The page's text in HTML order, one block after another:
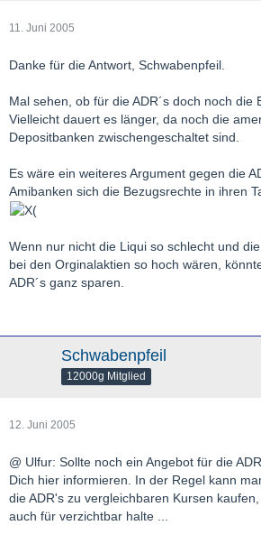
11. Juni 2005
Danke für die Antwort, Schwabenpfeil.
Mal sehen, ob für die ADR´s doch noch die
Vielleicht dauert es länger, da noch die
Depositbanken zwischengeschaltet sind.
Es wäre ein weiteres Argument gegen die
Amibanken sich die Bezugsrechte in ihren
Wenn nur nicht die Liqui so schlecht und
bei den Orginalaktien so hoch wären,
ADR´s ganz sparen.
Schwabenpfeil
12000g Mitglied
12. Juni 2005
@ Ulfur: Sollte noch ein Angebot für die
Dich hier informieren. In der Regel kann
die ADR's zu vergleichbaren Kursen
auch für verzichtbar halte ...